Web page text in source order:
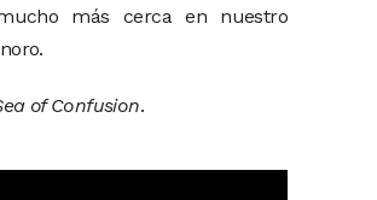
más cerca en nuestro
of Confusion.